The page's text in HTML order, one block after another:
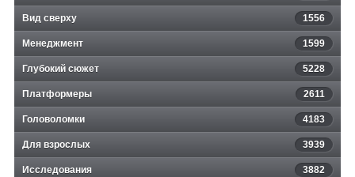
Вид сверху 1556
Менеджмент 1599
Глубокий сюжет 5228
Платформеры 2611
Головоломки 4183
Для взрослых 3939
Исследования 3882